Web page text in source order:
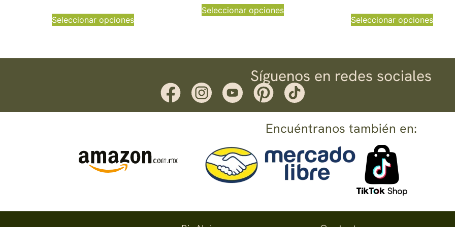
Seleccionar opciones
Seleccionar opciones
Seleccionar opciones
Síguenos en redes sociales
Encuéntranos también en: